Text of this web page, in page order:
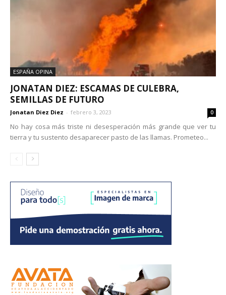
ESPAÑA OPINA
JONATAN DIEZ: ESCAMAS DE CULEBRA,
SEMILLAS DE FUTURO
Jonatan Diez Diez - febrero 3, 2023 0
No hay cosa más triste ni desesperación más grande que ver tu
tierra y tu sustento desaparecer pasto de las llamas. Prometeo...